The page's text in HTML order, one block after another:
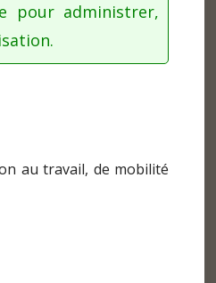
pour administrer,
au travail, de mobilité